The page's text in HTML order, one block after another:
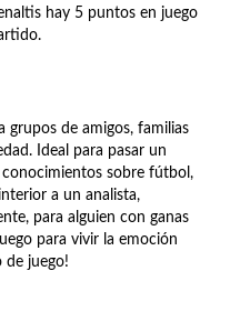
hay 5 puntos en juego
grupos de amigos, familias
Ideal para pasar un
sobre fútbol,
a un analista,
para alguien con ganas
para vivir la emoción
de juego!